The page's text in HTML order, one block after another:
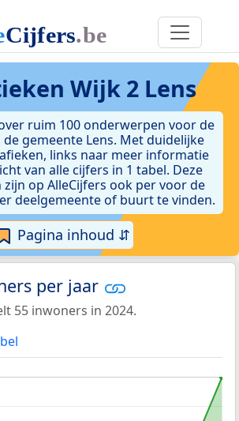
Wijk 2 Lens
ruim 100 onderwerpen voor de
de gemeente Lens. Met duidelijke
links naar meer informatie
van alle cijfers in 1 tabel. Deze
op AlleCijfers ook per voor de
deelgemeente of buurt te vinden.
Pagina inhoud ⇵
per jaar
55 inwoners in 2024.